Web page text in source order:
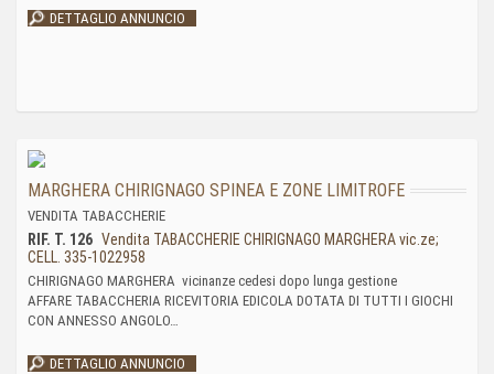
DETTAGLIO ANNUNCIO
MARGHERA CHIRIGNAGO SPINEA E ZONE LIMITROFE
VENDITA TABACCHERIE
RIF. T. 126 Vendita TABACCHERIE CHIRIGNAGO MARGHERA vic.ze;
CELL. 335-1022958
CHIRIGNAGO MARGHERA vicinanze cedesi dopo lunga gestione
AFFARE TABACCHERIA RICEVITORIA EDICOLA DOTATA DI TUTTI I GIOCHI
CON ANNESSO ANGOLO…
DETTAGLIO ANNUNCIO